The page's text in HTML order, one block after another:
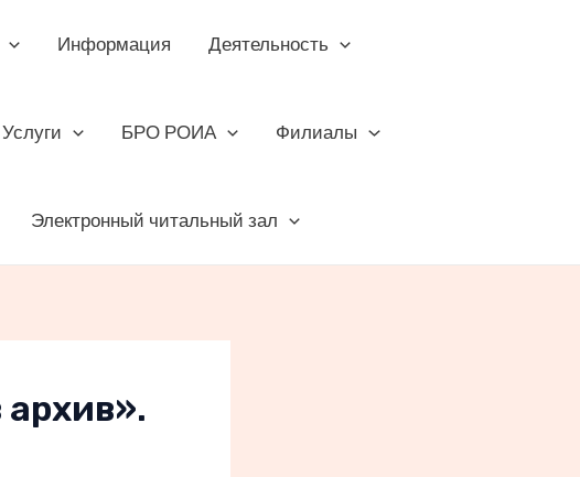
Информация Деятельность
Услуги БРО РОИА Филиалы
Электронный читальный зал